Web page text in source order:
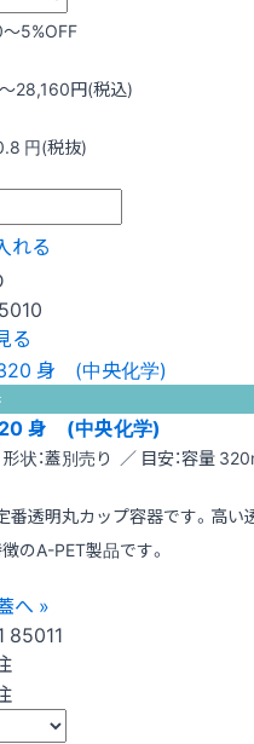
5%OFF
28,160円(税込)
円(税抜)
れる
る
身 (中央化学)
：蓋別売り ／ 目安：容量
番透明丸カップ容器です。高い
のA-PET製品です。
へ »
85011